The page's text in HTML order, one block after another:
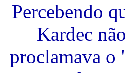
Percebendo
Kardec
proclamava o